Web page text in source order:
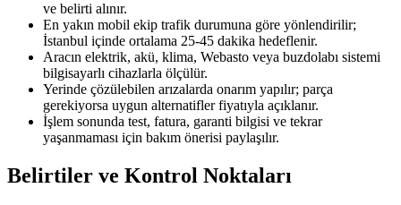
ve belirti alınır.
En yakın mobil ekip trafik durumuna göre yönlendirilir;
İstanbul içinde ortalama 25-45 dakika hedeflenir.
Aracın elektrik, akü, klima, Webasto veya buzdolabı sistemi
bilgisayarlı cihazlarla ölçülür.
Yerinde çözülebilen arızalarda onarım yapılır; parça
gerekiyorsa uygun alternatifler fiyatıyla açıklanır.
İşlem sonunda test, fatura, garanti bilgisi ve tekrar
yaşanmaması için bakım önerisi paylaşılır.
Belirtiler ve Kontrol Noktaları